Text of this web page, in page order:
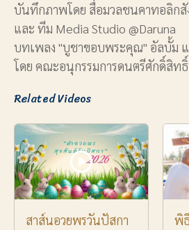
บันทึกภาพโดย สื่อมวลชนคาทอลิก
และ ทีม Media Studio @Daruna
บทเพลง "บูชาขอบพระคุณ" อัลบั้ม แ
โดย คณะอนุกรรมการดนตรีศักดิ์สิท
Related Videos
สาส์นอวยพรวันปัสกา
พิ